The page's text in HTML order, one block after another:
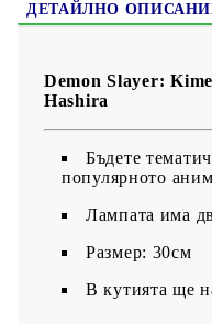
ДЕТАЙЛНО
Demon Slayer:
Hashira
Бъдете
популярното
Лампата има
Размер: 30см
В кутията ще